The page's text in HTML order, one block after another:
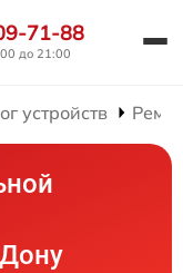
71-88
до 21:00
устройств